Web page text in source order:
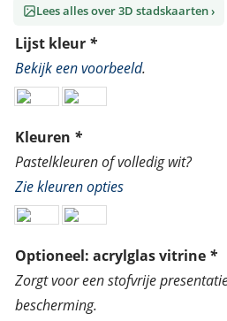
Lees alles over 3D stadskaarten ›
Lijst kleur *
Bekijk een voorbeeld.
Kleuren *
Pastelkleuren of volledig wit?
Zie kleuren opties
Optioneel: acrylglas vitrine *
Zorgt voor een stofvrije
bescherming.